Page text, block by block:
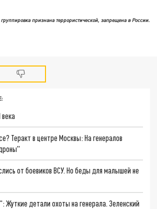
признана террористической, запрещена в России.
Теракт в центре Москвы: На генералов
от боевиков ВСУ. Но беды для малышей не
Жуткие детали охоты на генерала. Зеленский